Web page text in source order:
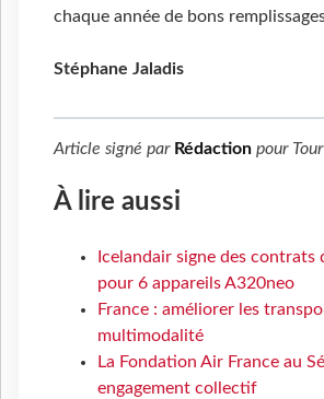
chaque année de bons
Stéphane Jaladis
Article signé par Rédaction pour
À lire aussi
Icelandair signe des contrats
pour 6 appareils A320neo
France : améliorer les
multimodalité
La Fondation Air France au
engagement collectif